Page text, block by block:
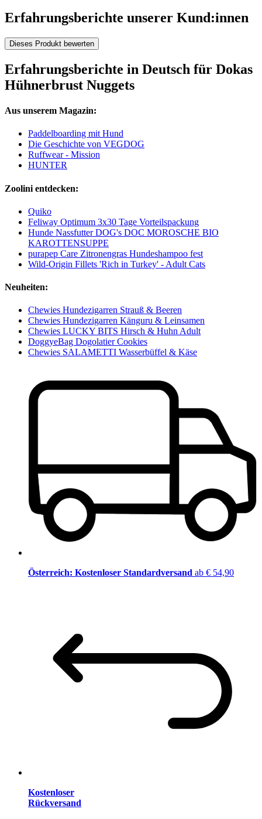
Erfahrungsberichte unserer Kund:innen
Dieses Produkt bewerten
Erfahrungsberichte in Deutsch für Dokas
Hühnerbrust Nuggets
Aus unserem Magazin:
Paddelboarding mit Hund
Die Geschichte von VEGDOG
Ruffwear - Mission
HUNTER
Zoolini entdecken:
Quiko
Feliway Optimum 3x30 Tage Vorteilspackung
Hunde Nassfutter DOG's DOC MOROSCHE BIO
KAROTTENSUPPE
purapep Care Zitronengras Hundeshampoo fest
Wild-Origin Fillets 'Rich in Turkey' - Adult Cats
Neuheiten:
Chewies Hundezigarren Strauß & Beeren
Chewies Hundezigarren Känguru & Leinsamen
Chewies LUCKY BITS Hirsch & Huhn Adult
DoggyeBag Dogolatier Cookies
Chewies SALAMETTI Wasserbüffel & Käse
Österreich: Kostenloser Standardversand ab € 54,90
Kostenloser
Rückversand